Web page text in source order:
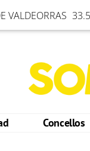
VALDEORRAS
Concellos